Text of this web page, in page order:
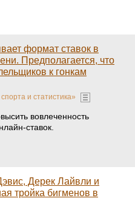
формат ставок в
Предполагается, что
к гонкам
и статистика»
вовлеченность
ставок.
Дерек Лайвли и
тройка бигменов в